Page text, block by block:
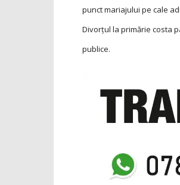
punct mariajului pe cale
Divorțul la primărie costa
publice.